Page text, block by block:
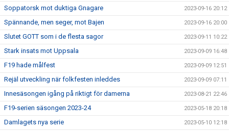
Soppatorsk mot duktiga Gnagare 2023-09-16 20:12
Spännande, men seger, mot Bajen 2023-09-16 20:00
Slutet GOTT som i de flesta sagor 2023-09-11 10:22
Stark insats mot Uppsala 2023-09-09 16:48
F19 hade målfest 2023-09-09 12:51
Rejäl utveckling när folkfesten inleddes 2023-09-09 07:11
Innesäsongen igång på riktigt för damerna 2023-08-21 22:46
F19-serien säsongen 2023-24 2023-05-18 20:18
Damlagets nya serie 2023-05-10 12:18